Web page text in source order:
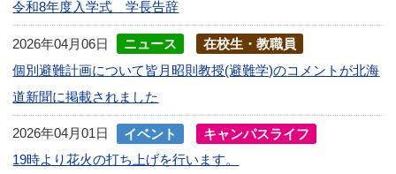
令和8年度入学式 学長告辞
2026年04月06日 ニュース
在校生・教職員
個別避難計画について皆月昭則教授(避難学)のコメントが北海
道新聞に掲載されました
2026年04月01日 イベント
キャンパスライフ
19時より花火の打ち上げを行います。